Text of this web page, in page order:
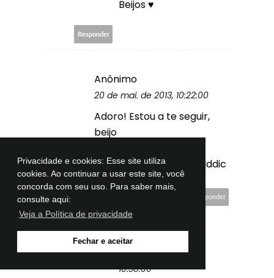
Privacidade e cookies: Esse site utiliza
cookies. Ao continuar a usar este site, você
concorda com seu uso. Para saber mais,
consulte aqui:
Veja a Política de privacidade
Fechar e aceitar
Beijos ♥
Responder
Anônimo
20 de mai. de 2013, 10:22:00
Adoro! Estou a te seguir,
beijo
http://ourbittersweetaddic
tion.blogspot.pt/
Responder
Respostas
Anônimo
20 de mai. de 2013,
10:38:00